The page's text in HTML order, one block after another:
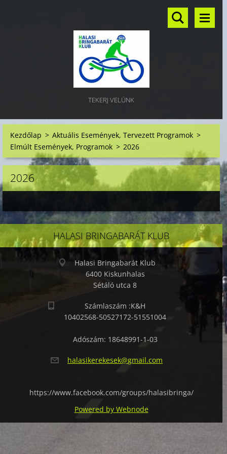
TEKERJ VELÜNK
Kezdőlap > Aktuális Események, Tervezett Programok >
Elmúlt Események, Programok > 2026
2026
HALASI BRINGABARÁT KLUB
Halasi Bringabarát Klub
6400 Kiskunhalas
Sétáló utca 8
Számlaszám :K&H
10402568-50527172-51551004
Adószám: 18648991-1-03
halasikerekesek@gmail.com
https://www.facebook.com/groups/halasibringa/
Powered by Webnode